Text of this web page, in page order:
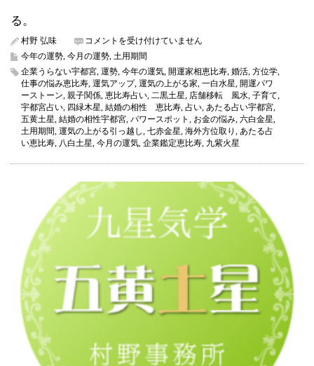
る。
村野 弘味
４
月
日
か
ら
不
安
定
な
期
間
が
始
り
す。
開
っ
恵
比
コメントを受け付けていません
今年の運勢, 今月の運勢, 土用期間
企業うらない宇都宮, 運勢, 今年の運気, 開運家相恵比寿, 婚活, 方位学,
仕事の悩み恵比寿, 運気アップ, 運気の上がる家, 一白水星, 開運パワ
ーストーン, 親子関係, 恵比寿占い, 二黒土星, 店舗移転 風水, 子育て,
宇都宮占い, 四緑木星, 結婚の相性 恵比寿, 占い, あたる占い宇都宮,
五黄土星, 結婚の相性宇都宮, パワースポット , お金の悩み, 六白金星,
土用期間, 運気の上がる引っ越し, 七赤金星, 海外方位取り , あたる占
い恵比寿, 八白土星, 今月の運気, 企業鑑定恵比寿, 九紫火星